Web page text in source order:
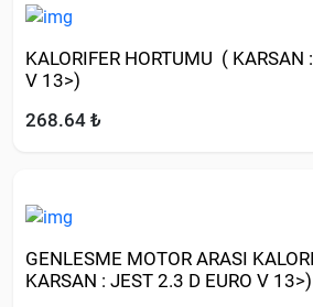
KALORIFER HORTUMU ( KARSAN
V 13>)
268.64 ₺
GENLESME MOTOR ARASI
KARSAN : JEST 2.3 D EURO V 13>)